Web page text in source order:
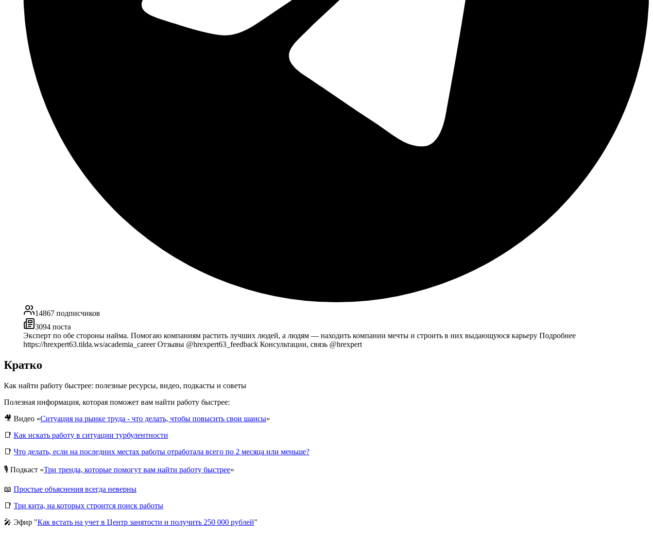
14867 подписчиков
3094 поста
Эксперт по обе стороны найма. Помогаю компаниям растить лучших людей, а людям — находить компании мечты и строить в них выдающуюся карьеру Подробнее
https://hrexpert63.tilda.ws/academia_career Отзывы @hrexpert63_feedback Консультации, связь @hrexpert
Кратко
Как найти работу быстрее: полезные ресурсы, видео, подкасты и советы
Полезная информация, которая поможет вам найти работу быстрее:
🎥 Видео «Ситуация на рынке труда - что делать, чтобы повысить свои шансы»
📑 Как искать работу в ситуации турбулентности
📑 Что делать, если на последних местах работы отработала всего по 2 месяца или меньше?
🎙 Подкаст «Три тренда, которые помогут вам найти работу быстрее»
📖 Простые объяснения всегда неверны
📑 Три кита, на которых строится поиск работы
🎤 Эфир "Как встать на учет в Центр занятости и получить 250 000 рублей"